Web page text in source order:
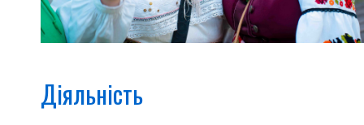
Діяльність